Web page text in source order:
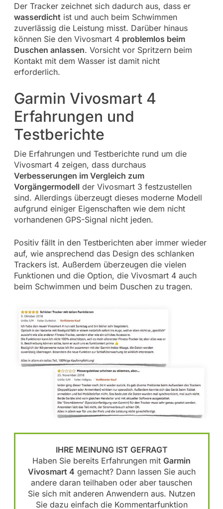
Der Tracker zeichnet sich dadurch aus, dass er
wasserdicht ist und auch beim Schwimmen
zuverlässig die Leistung misst. Darüber hinaus
können Sie den Vivosmart 4 problemlos beim
Duschen anlassen. Vorsicht vor Spritzern beim
Kontakt mit dem Wasser ist damit nicht
erforderlich.
Garmin Vivosmart 4
Erfahrungen und
Testberichte
Die Erfahrungen und Testberichte rund um die
Vivosmart 4 zeigen, dass durchaus
Verbesserungen im Vergleich zum
Vorgängermodell der Vivosmart 3 festzustellen
sind. Allerdings überzeugt dieses moderne Modell
aufgrund einiger Eigenschaften wie dem nicht
vorhandenen GPS-Signal nicht jeden.
Positiv fällt in den Testberichten aber immer wieder
auf, wie ansprechend das Design des schlanken
Trackers ist. Außerdem überzeugen die vielen
Funktionen und die Option, die Vivosmart 4 auch
beim Schwimmen und beim Duschen zu tragen.
IHRE MEINUNG IST GEFRAGT
Haben Sie bereits Erfahrungen mit Garmin
Vivosmart 4 gemacht? Dann lassen Sie auch
andere daran teilhaben oder aber tauschen
Sie sich mit anderen Anwendern aus. Nutzen
Sie dazu einfach die Kommentarfunktion